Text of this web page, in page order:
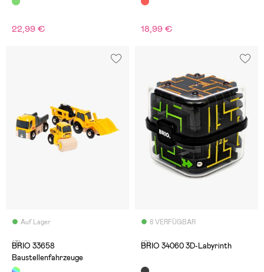
22,99 € 18,99 €
Auf Lager
(3)
BRIO 33658
Baustellenfahrzeuge
8 VERFÜGBAR
(0)
BRIO 34060 3D-Labyrinth